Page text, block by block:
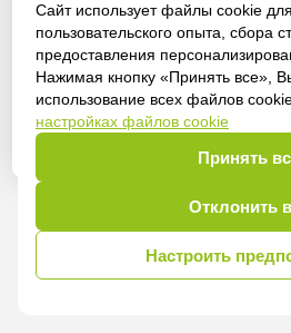
Сайт использует файлы cookie
пользовательского опыта, сбора
предоставления
Нажимая кнопку «Принять все»,
использование всех файлов
настройках файлов cookie
Принять
Отклонить
Настроить
Войти